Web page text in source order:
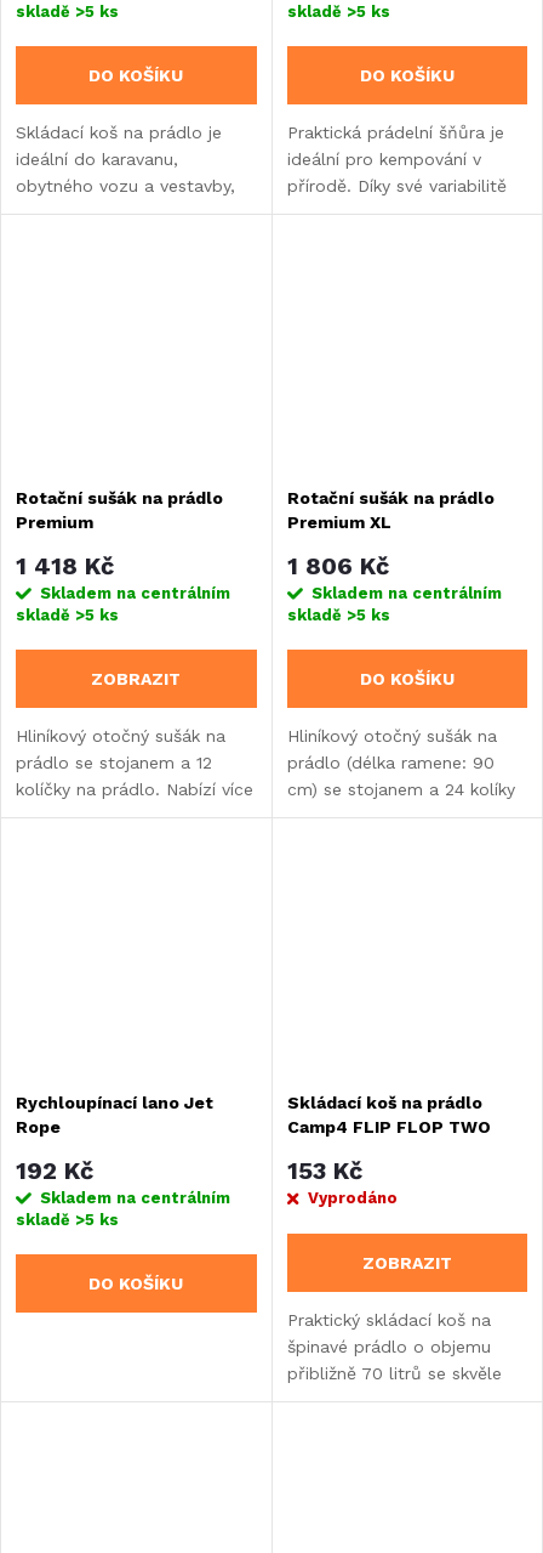
skladě >5 ks
DO KOŠÍKU
Skládací koš na prádlo je
ideální do karavanu,
obytného vozu a vestavby,
protože ušetří spoustu
skladě >5 ks
DO KOŠÍKU
Praktická prádelní šňůra je
ideální pro kempování v
přírodě. Díky své variabilitě
lze nastavit na délku 115 -
Rotační sušák na prádlo
Premium
1 418 Kč
Skladem na centrálním
skladě >5 ks
ZOBRAZIT
Hliníkový otočný sušák na
prádlo se stojanem a 12
kolíčky na prádlo. Nabízí více
než 15 m prostoru pro vaše
Rotační sušák na prádlo
Premium XL
1 806 Kč
Skladem na centrálním
skladě >5 ks
DO KOŠÍKU
Hliníkový otočný sušák na
prádlo (délka ramene: 90
cm) se stojanem a 24 kolíky
na prádlo nabízí více než 20
Rychloupínací lano Jet
Rope
192 Kč
Skladem na centrálním
skladě >5 ks
DO KOŠÍKU
Skládací koš na prádlo
Camp4 FLIP FLOP TWO
153 Kč
Vyprodáno
ZOBRAZIT
Praktický skládací koš na
špinavé prádlo o objemu
přibližně 70 litrů se skvěle
hodí do karavanu, obytného